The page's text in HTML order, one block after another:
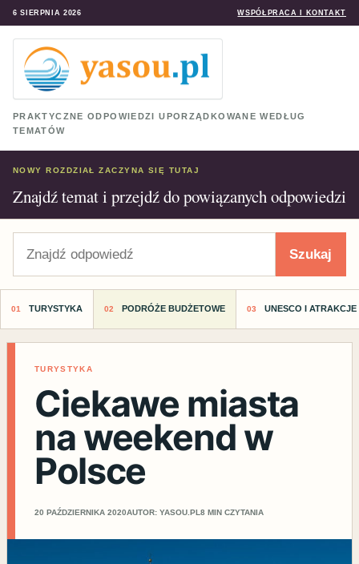
6 SIERPNIA 2026 WSPÓŁPRACA I KONTAKT
PRAKTYCZNE ODPOWIEDZI UPORZĄDKOWANE WEDŁUG
TEMATÓW
NOWY ROZDZIAŁ ZACZYNA SIĘ TUTAJ
Znajdź temat i przejdź do powiązanych odpowiedzi
Szukaj
TURYSTYKA PODRÓŻE BUDŻETOWE UNESCO I
TURYSTYKA
Ciekawe miasta
na weekend w
Polsce
20 PAŹDZIERNIKA 2020AUTOR: YASOU.PL 8 MIN CZYTANIA